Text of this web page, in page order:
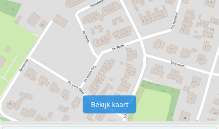
Bekijk kaart